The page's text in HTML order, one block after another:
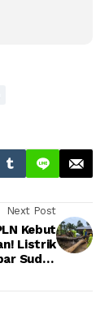
Next Post
Kebut
Listrik
Sudah